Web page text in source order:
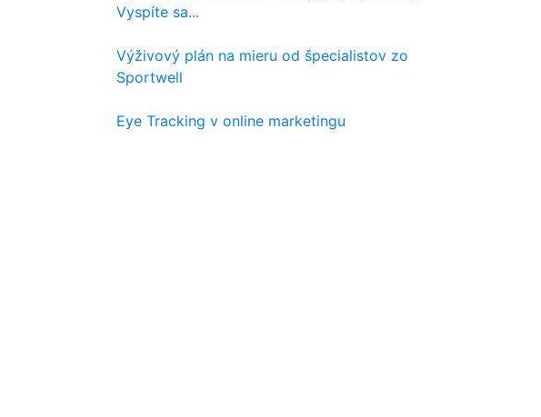
Vyspíte sa...
Výživový plán na mieru od špecialistov zo
Sportwell
Eye Tracking v online marketingu